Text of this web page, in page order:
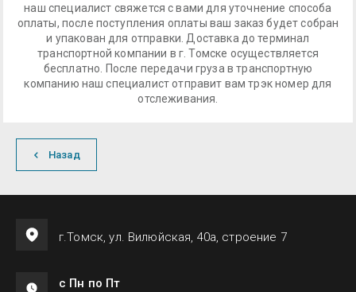
наш специалист свяжется с вами для уточнение способа
оплаты, после поступления оплаты ваш заказ будет собран
и упакован для отправки. Доставка до терминал
транспортной компании в г. Томске осуществляется
бесплатно. После передачи груза в транспортную
компанию наш специалист отправит вам трэк номер для
отслеживания.
Назад
г.Томск, ул. Вилюйская, 40а, строение 7
с Пн по Пт